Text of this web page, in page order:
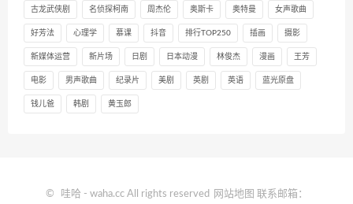
古龙武侠剧 名侦探柯南 周杰伦 奥斯卡 奥特曼 女声歌曲
好芳法 心理学 慕课 抖音 排行TOP250 插画 摄影
新媒体运营 新片场 日剧 日本动漫 林俊杰 漫画 王芳
电影 男声歌曲 纪录片 美剧 英剧 英语 蓝光原盘
钱儿爸 韩剧 黄玉郎
© 哇哈 - waha.cc All rights reserved 网站地图 联系邮箱：